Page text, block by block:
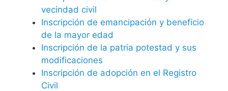
vecindad civil
Inscripción de emancipación y beneficio
de la mayor edad
Inscripción de la patria potestad y sus
modificaciones
Inscripción de adopción en el Registro
Civil